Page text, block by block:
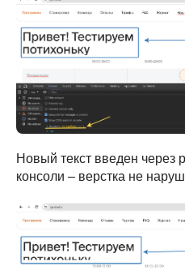
Новый текст введен через
консоли – верстка не